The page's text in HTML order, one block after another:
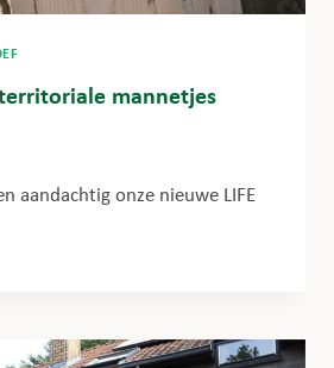
mannetjes
aandachtig onze nieuwe LIFE